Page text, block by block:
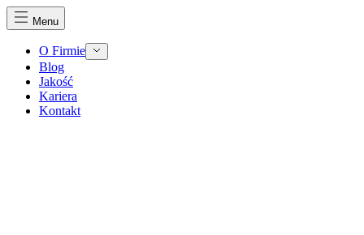
Menu
O Firmie
Blog
Jakość
Kariera
Kontakt